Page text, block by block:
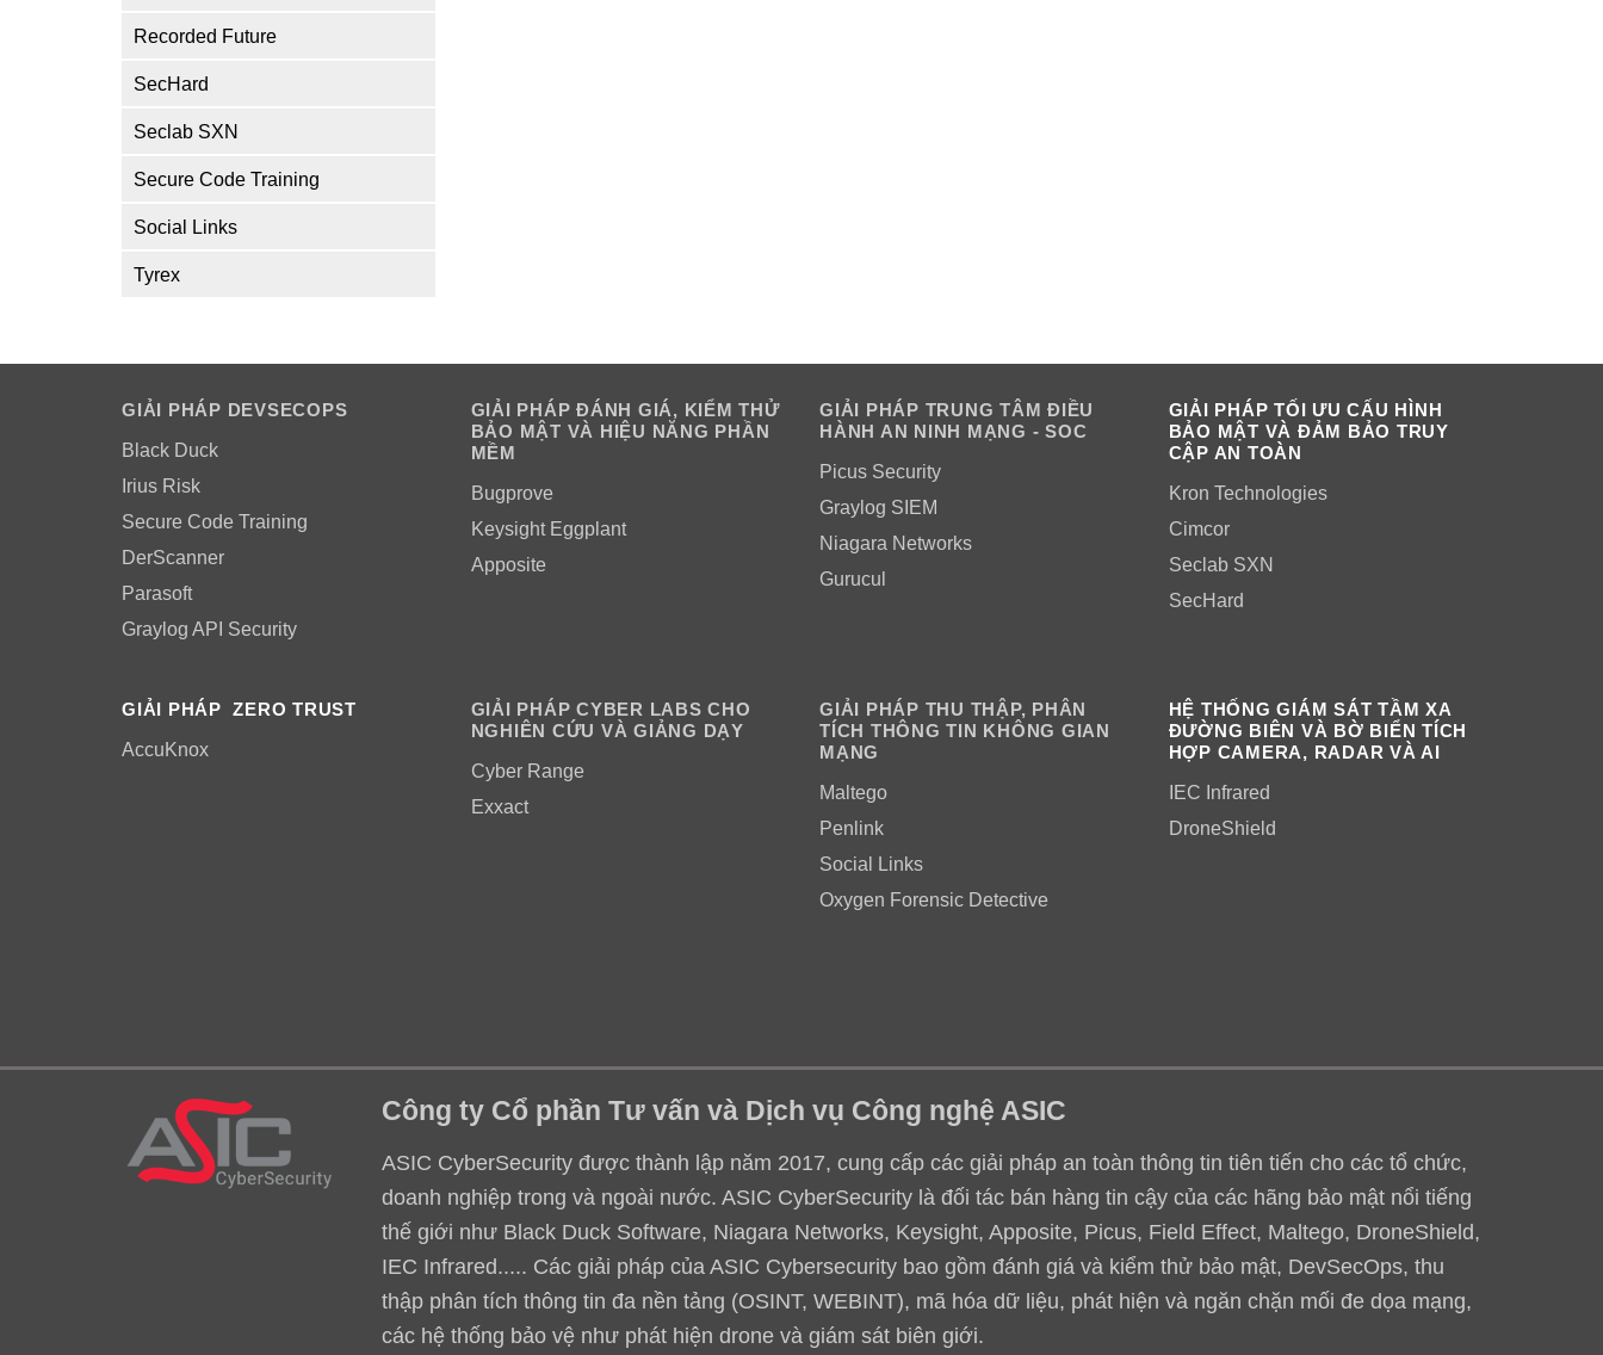
Recorded Future
SecHard
Seclab SXN
Secure Code Training
Social Links
Tyrex
GIẢI PHÁP DEVSECOPS
Black Duck
Irius Risk
Secure Code Training
DerScanner
Parasoft
Graylog API Security
GIẢI PHÁP ĐÁNH GIÁ, KIỂM THỬ
BẢO MẬT VÀ HIỆU NĂNG PHẦN
MỀM
Bugprove
Keysight Eggplant
Apposite
GIẢI PHÁP TRUNG TÂM ĐIỀU
HÀNH AN NINH MẠNG - SOC
Picus Security
Graylog SIEM
Niagara Networks
Gurucul
GIẢI PHÁP TỐI ƯU CẤU HÌNH
BẢO MẬT VÀ ĐẢM BẢO TRUY
CẬP AN TOÀN
Kron Technologies
Cimcor
Seclab SXN
SecHard
GIẢI PHÁP ZERO TRUST
AccuKnox
GIẢI PHÁP CYBER LABS CHO
NGHIÊN CỨU VÀ GIẢNG DẠY
Cyber Range
Exxact
GIẢI PHÁP THU THẬP, PHÂN
TÍCH THÔNG TIN KHÔNG GIAN
MẠNG
Maltego
Penlink
Social Links
Oxygen Forensic Detective
HỆ THỐNG GIÁM SÁT TẦM XA
ĐƯỜNG BIÊN VÀ BỜ BIỂN TÍCH
HỢP CAMERA, RADAR VÀ AI
IEC Infrared
DroneShield
Công ty Cổ phần Tư vấn và Dịch vụ Công nghệ ASIC
ASIC CyberSecurity được thành lập năm 2017, cung cấp các giải pháp an toàn thông tin tiên tiến cho các tổ chức,
doanh nghiệp trong và ngoài nước. ASIC CyberSecurity là đối tác bán hàng tin cậy của các hãng bảo mật nổi tiếng
thế giới như Black Duck Software, Niagara Networks, Keysight, Apposite, Picus, Field Effect, Maltego, DroneShield,
IEC Infrared..... Các giải pháp của ASIC Cybersecurity bao gồm đánh giá và kiểm thử bảo mật, DevSecOps, thu
thập phân tích thông tin đa nền tảng (OSINT, WEBINT), mã hóa dữ liệu, phát hiện và ngăn chặn mối đe dọa mạng,
các hệ thống bảo vệ như phát hiện drone và giám sát biên giới.